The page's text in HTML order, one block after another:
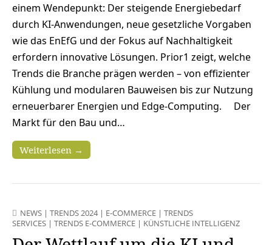
einem Wendepunkt: Der steigende Energiebedarf
durch KI-Anwendungen, neue gesetzliche Vorgaben
wie das EnEfG und der Fokus auf Nachhaltigkeit
erfordern innovative Lösungen. Prior1 zeigt, welche
Trends die Branche prägen werden – von effizienter
Kühlung und modularen Bauweisen bis zur Nutzung
erneuerbarer Energien und Edge-Computing. Der
Markt für den Bau und…
Weiterlesen →
NEWS | TRENDS 2024| E-COMMERCE | TRENDS
SERVICES | TRENDS E-COMMERCE | KÜNSTLICHE INTELLIGENZ